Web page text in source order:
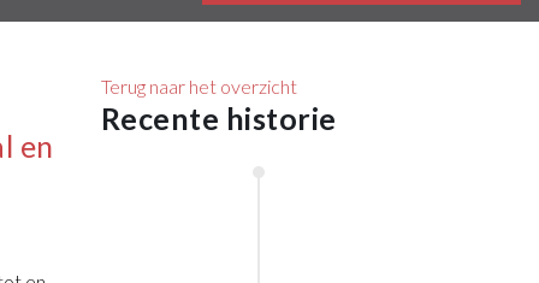
en
Terug naar het overzicht
Recente historie